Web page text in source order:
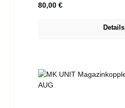
Regulärer Preis:
80,00 €
Details